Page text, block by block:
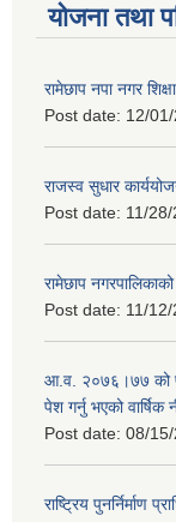
योजना तथा
रामेछाप नपा नगर
Post date: 12/
राजस्व सुधार
Post date: 11/
रामेछाप
Post date: 11/
आ.व. २०७६।७७ को
पेश गर्नु भएको
Post date: 08/
राष्ट्रिय पुनर्निर्माण